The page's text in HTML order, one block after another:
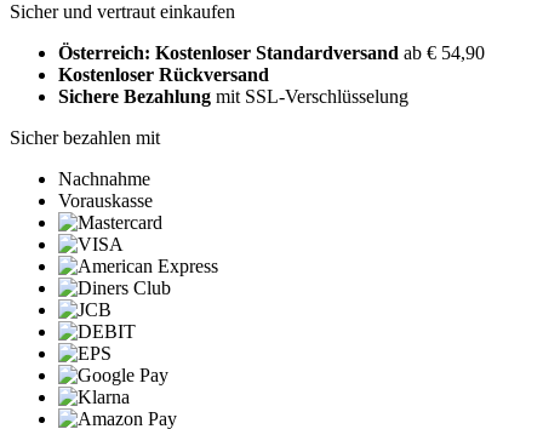
Sicher und vertraut einkaufen
Österreich: Kostenloser Standardversand ab € 54,90
Kostenloser Rückversand
Sichere Bezahlung mit SSL-Verschlüsselung
Sicher bezahlen mit
Nachnahme
Vorauskasse